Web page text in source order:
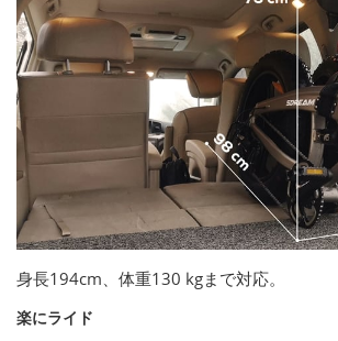
身長194cm、体重130 kgまで対応。
楽にライド